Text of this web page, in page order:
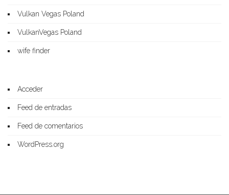
Vulkan Vegas Poland
VulkanVegas Poland
wife finder
Acceder
Feed de entradas
Feed de comentarios
WordPress.org